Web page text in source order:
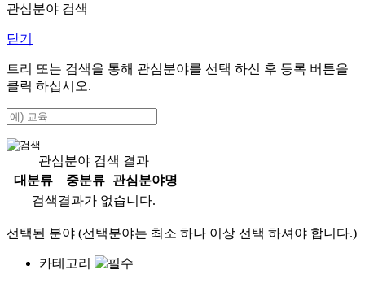
관심분야 검색
닫기
트리 또는 검색을 통해 관심분야를 선택 하신 후 등록 버튼을
클릭 하십시오.
관심분야 검색 결과
대분류
중분류
관심분야명
검색결과가 없습니다.
선택된 분야 (선택분야는 최소 하나 이상 선택 하셔야 합니다.)
카테고리